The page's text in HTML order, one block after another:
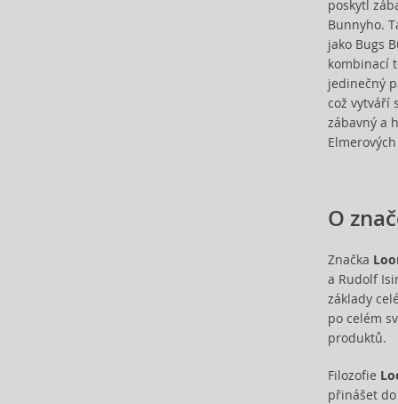
poskytl
Bunnyho.
jako Bugs
kombinací
jedinečný
což vytváří
zábavný a
O
Značka
a Rudolf
základy
po celém
produktů.
Filozofie
přinášet